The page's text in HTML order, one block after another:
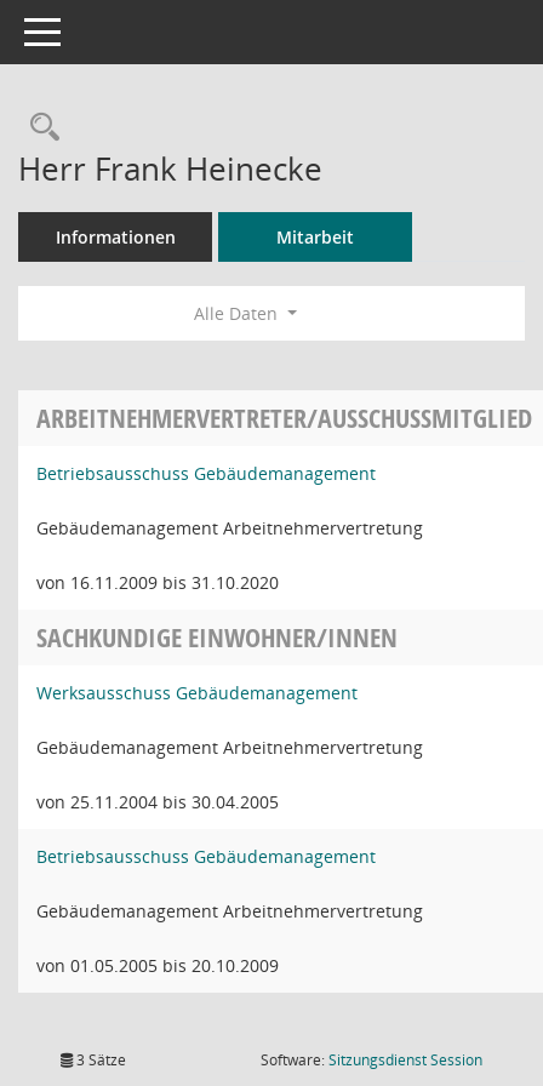
Toggle navigation
Rechercheauswahl
Herr Frank Heinecke
Informationen Mitarbeit
Alle Daten
ARBEITNEHMERVERTRETER/AUSSCHUSSMITGLIED
Betriebsausschuss Gebäudemanagement
Gebäudemanagement Arbeitnehmervertretung
von 16.11.2009 bis 31.10.2020
SACHKUNDIGE EINWOHNER/INNEN
Werksausschuss Gebäudemanagement
Gebäudemanagement Arbeitnehmervertretung
von 25.11.2004 bis 30.04.2005
Betriebsausschuss Gebäudemanagement
Gebäudemanagement Arbeitnehmervertretung
von 01.05.2005 bis 20.10.2009
3 Sätze Software:SitzungsdienstSession(Wird in